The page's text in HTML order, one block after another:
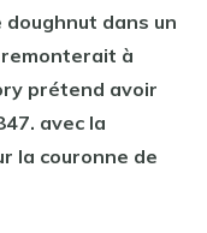
doughnut dans un
à
prétend avoir
avec la
la couronne de